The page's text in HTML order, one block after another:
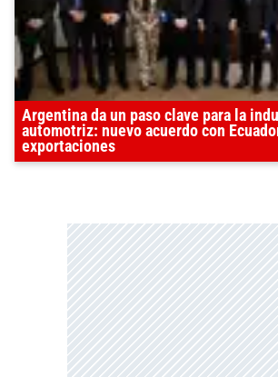
Argentina da un paso clave para la
automotriz: nuevo acuerdo con
exportaciones